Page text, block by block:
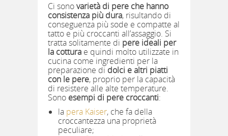
Ci sonovarietà di pere che hanno
consistenza più dura, risultando di
conseguenza più sode e compatte al
tatto e più croccanti all’assaggio. Si
tratta solitamente di pere ideali per
la cottura e quindi molto utilizzate in
cucina come ingredienti per la
preparazione di dolci e altri piatti
con le pere, proprio per la capacità
di resistere alle alte temperature.
Sono esempi di pere croccanti:
la pera Kaiser, che fa della
croccantezza una proprietà
peculiare;